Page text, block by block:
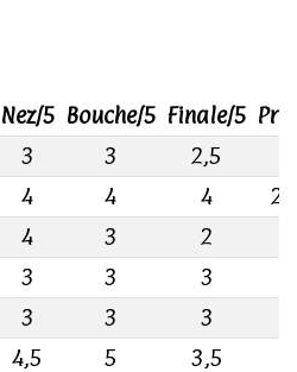
Nez/5 Bouche/5 Finale/5
3 3 2,5
4 4 4
4 3 2
3 3 3
3 3 3
4,5 5 3,5